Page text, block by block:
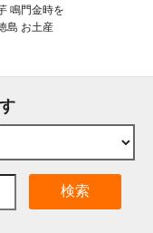
鳴門金時を
島 お土産
検索